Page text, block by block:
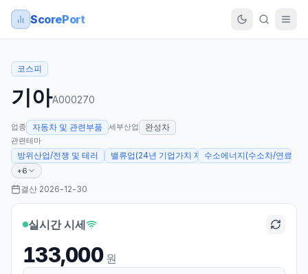
ScorePort
코스피
기아A000270
업종 자동차 및 관련부품 세부산업 완성차
관련테마
방위산업/전쟁 및 테러 밸류업(24년 기업가치 제고계획 발표)수소에너지(수소차/연료전
+6
결산 2026-12-30
실시간 시세
133,000 원